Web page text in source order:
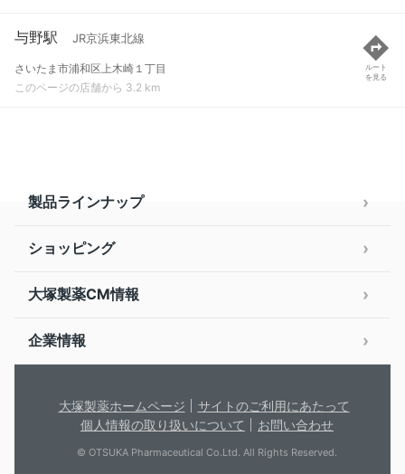
与野駅 JR京浜東北線
さいたま市浦和区上木崎１丁目
このページの店舗から 3.2 km
ルート
を見る
製品ラインナップ
ショッピング
大塚製薬CM情報
企業情報
大塚製薬ホームページ
サイトのご利用にあたって
個人情報の取り扱いについて
お問い合わせ
© OTSUKA Pharmaceutical Co.Ltd. All Rights Reserved.